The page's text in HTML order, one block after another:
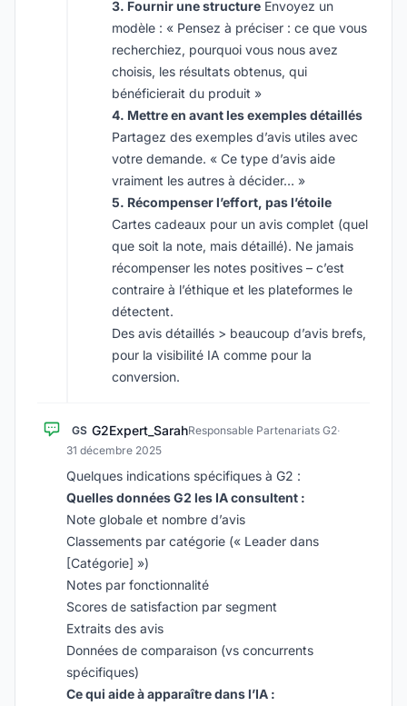
3. Fournir une structure Envoyez un
modèle : « Pensez à préciser : ce que vous
recherchiez, pourquoi vous nous avez
choisis, les résultats obtenus, qui
bénéficierait du produit »
4. Mettre en avant les exemples détaillés
Partagez des exemples d’avis utiles avec
votre demande. « Ce type d’avis aide
vraiment les autres à décider… »
5. Récompenser l’effort, pas l’étoile
Cartes cadeaux pour un avis complet (quel
que soit la note, mais détaillé). Ne jamais
récompenser les notes positives – c’est
contraire à l’éthique et les plateformes le
détectent.
Des avis détaillés > beaucoup d’avis brefs,
pour la visibilité IA comme pour la
conversion.
GS G2Expert_SarahResponsable Partenariats G2·
31 décembre 2025
Quelques indications spécifiques à G2 :
Quelles données G2 les IA consultent :
Note globale et nombre d’avis
Classements par catégorie (« Leader dans
[Catégorie] »)
Notes par fonctionnalité
Scores de satisfaction par segment
Extraits des avis
Données de comparaison (vs concurrents
spécifiques)
Ce qui aide à apparaître dans l’IA :